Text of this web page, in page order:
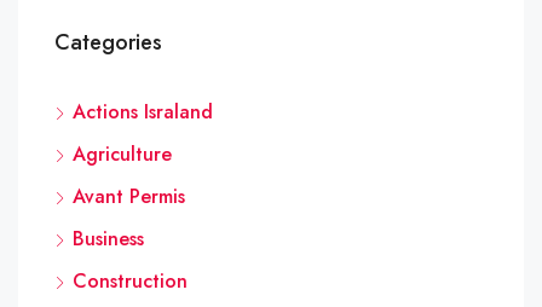
Categories
Actions Israland
Agriculture
Avant Permis
Business
Construction